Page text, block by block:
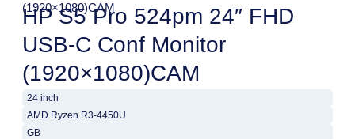
(1920×1080)CAM
HP S5 Pro 524pm 24″ FHD
USB-C Conf Monitor
(1920×1080)CAM
24 inch
AMD Ryzen R3-4450U
GB